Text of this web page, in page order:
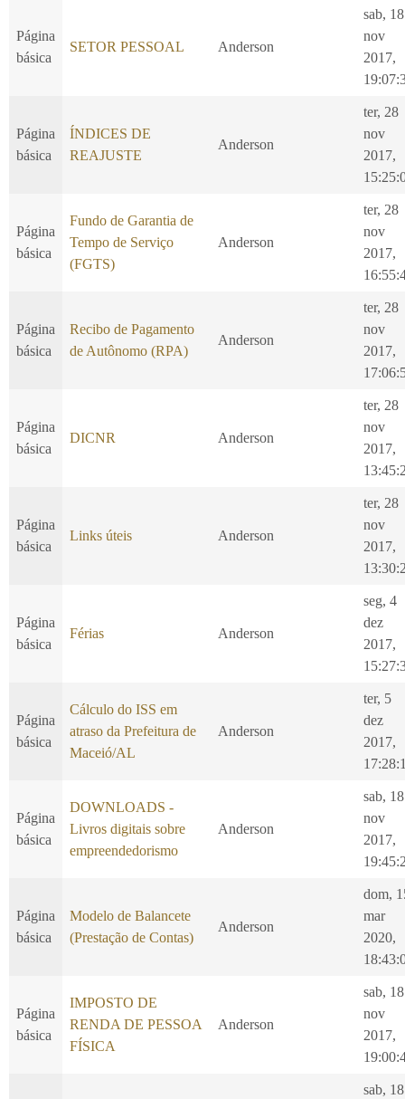
Página
básica
SETOR PESSOAL Anderson
sab, 18
nov
2017,
Página
básica
ÍNDICES DE
REAJUSTE
Anderson
ter, 28
nov
2017,
Página
básica
Fundo de Garantia de
Tempo de Serviço
(FGTS)
Anderson
ter, 28
nov
2017,
Página
básica
Recibo de Pagamento
de Autônomo (RPA)
Anderson
ter, 28
nov
2017,
Página
básica
DICNR Anderson
ter, 28
nov
2017,
Página
básica
Links úteis Anderson
ter, 28
nov
2017,
Página
básica
Férias Anderson
seg, 4
dez
2017,
Página
básica
Cálculo do ISS em
atraso da Prefeitura de
Maceió/AL
Anderson
ter, 5
dez
2017,
Página
básica
DOWNLOADS -
Livros digitais sobre
empreendedorismo
Anderson
sab, 18
nov
2017,
Página
básica
Modelo de Balancete
(Prestação de Contas)
Anderson
dom,
mar
2020,
Página
básica
IMPOSTO DE
RENDA DE PESSOA
FÍSICA
Anderson
sab, 18
nov
2017,
sab, 18